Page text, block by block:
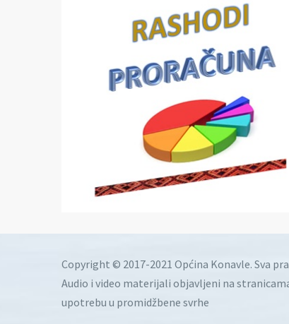
Copyright © 2017-2021 Općina Konavle. Sva
Audio i video materijali objavljeni na
upotrebu u promidžbene svrhe